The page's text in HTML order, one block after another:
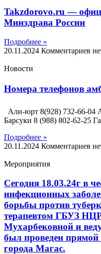
Takzdorovo.ru —
Минздрава России
Подробнее »
20.11.2024 Комментариев
Новости
Номера телефонов
Али-юрт 8(928) 732-66-04
Барсуки 8 (988) 802-62-25
Подробнее »
20.11.2024 Комментариев
Мероприятия
Сегодня 18.03.24г в
инфекционных
борьбы против
терапевтом ГБУЗ
Мухарбековной и
был проведен
города Магас.